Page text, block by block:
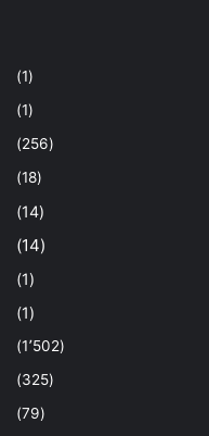
(1)
(1)
(256)
(18)
(14)
(14)
(1)
(1)
(1٬502)
(325)
(79)